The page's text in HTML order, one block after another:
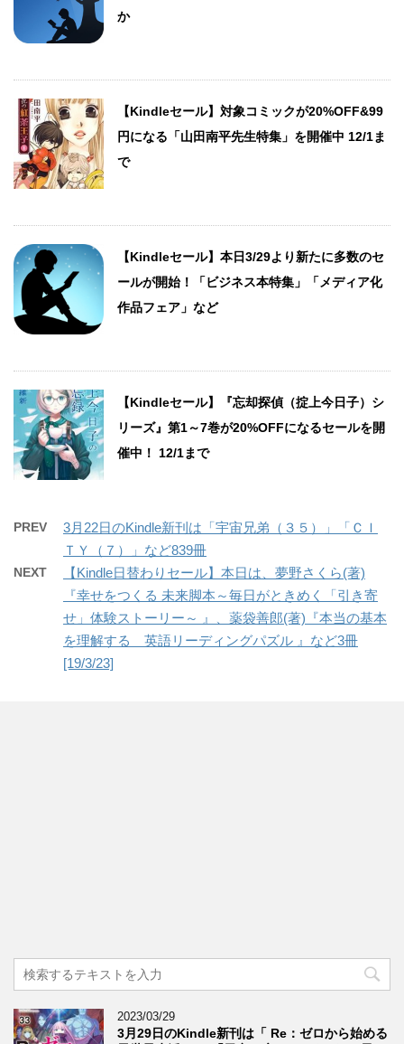
か
【Kindleセール】対象コミックが20%OFF&99
円になる「山田南平先生特集」を開催中 12/1ま
で
【Kindleセール】本日3/29より新たに多数のセ
ールが開始！「ビジネス本特集」「メディア化
作品フェア」など
【Kindleセール】『忘却探偵（掟上今日子）シ
リーズ』第1～7巻が20%OFFになるセールを開
催中！ 12/1まで
PREV
3月22日のKindle新刊は「宇宙兄弟（３５）」「ＣＩ
ＴＹ（７）」など839冊
NEXT
【Kindle日替わりセール】本日は、夢野さくら(著)
『幸せをつくる 未来脚本～毎日がときめく「引き寄
せ」体験ストーリー～ 』、薬袋善郎(著)『本当の基本
を理解する 英語リーディングパズル 』など3冊
[19/3/23]
2023/03/29
3月29日のKindle新刊は「 Re：ゼロから始める